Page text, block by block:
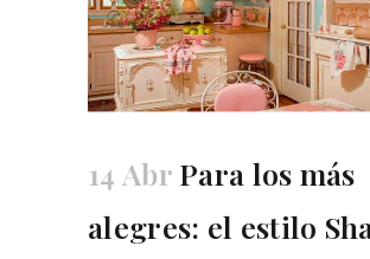
14 AbrPara los más
alegres: el estilo